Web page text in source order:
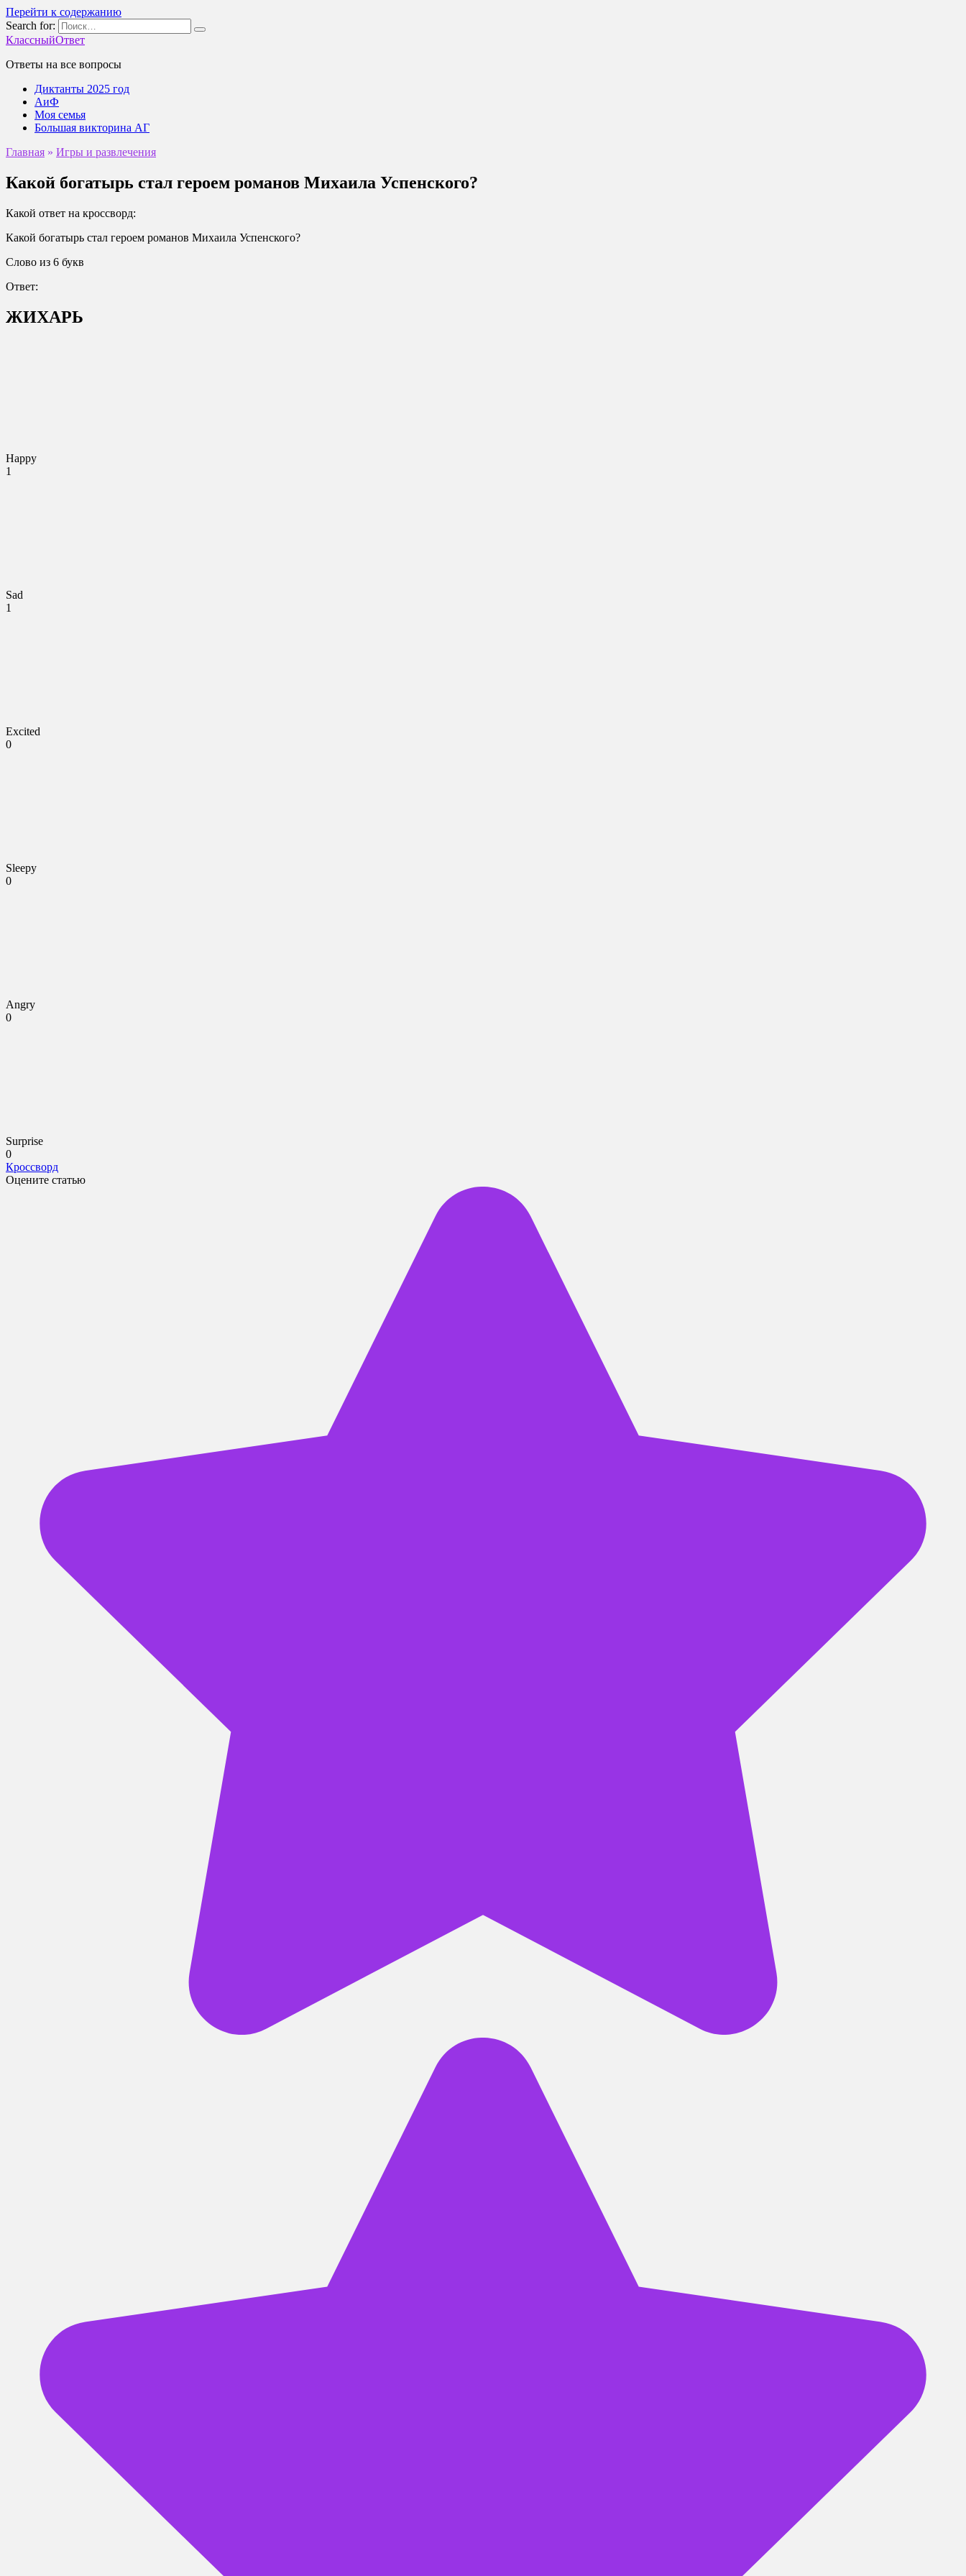
Перейти к содержанию
Search for:
КлассныйОтвет
Ответы на все вопросы
Диктанты 2025 год
АиФ
Моя семья
Большая викторина АГ
Главная » Игры и развлечения
Какой богатырь стал героем романов Михаила Успенского?
Какой ответ на кроссворд:
Какой богатырь стал героем романов Михаила Успенского?
Слово из 6 букв
Ответ:
ЖИХАРЬ
Happy
1
Sad
1
Excited
0
Sleepy
0
Angry
0
Surprise
0
Кроссворд
Оцените статью